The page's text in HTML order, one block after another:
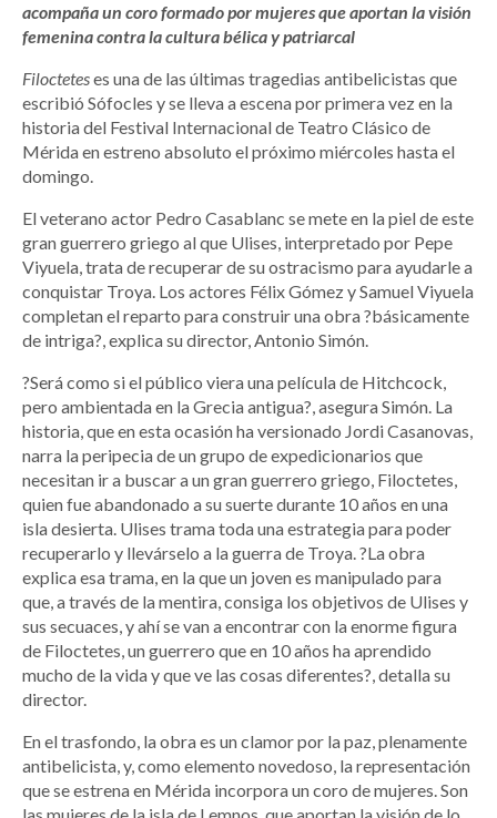
acompaña un coro formado por mujeres que aportan la visión
femenina contra la cultura bélica y patriarcal
Filocteteses una de las últimas tragedias antibelicistas que
escribió Sófocles y se lleva a escena por primera vez en la
historia del Festival Internacional de Teatro Clásico de
Mérida en estreno absoluto el próximo miércoles hasta el
domingo.
El veterano actor Pedro Casablanc se mete en la piel de este
gran guerrero griego al que Ulises, interpretado por Pepe
Viyuela, trata de recuperar de su ostracismo para ayudarle a
conquistar Troya. Los actores Félix Gómez y Samuel Viyuela
completan el reparto para construir una obra ?básicamente
de intriga?, explica su director, Antonio Simón.
?Será como si el público viera una película de Hitchcock,
pero ambientada en la Grecia antigua?, asegura Simón. La
historia, que en esta ocasión ha versionado Jordi Casanovas,
narra la peripecia de un grupo de expedicionarios que
necesitan ir a buscar a un gran guerrero griego, Filoctetes,
quien fue abandonado a su suerte durante 10 años en una
isla desierta. Ulises trama toda una estrategia para poder
recuperarlo y llevárselo a la guerra de Troya. ?La obra
explica esa trama, en la que un joven es manipulado para
que, a través de la mentira, consiga los objetivos de Ulises y
sus secuaces, y ahí se van a encontrar con la enorme figura
de Filoctetes, un guerrero que en 10 años ha aprendido
mucho de la vida y que ve las cosas diferentes?, detalla su
director.
En el trasfondo, la obra es un clamor por la paz, plenamente
antibelicista, y, como elemento novedoso, la representación
que se estrena en Mérida incorpora un coro de mujeres. Son